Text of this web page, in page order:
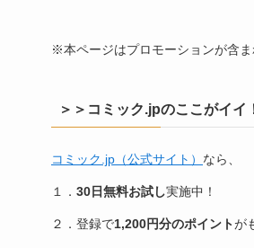
※本ページはプロモーションが含
＞＞コミック.jpのここがイイ
コミック.jp（公式サイト） なら、
１． 30日無料お試し実施中！
２．登録で1,200円分のポイントが